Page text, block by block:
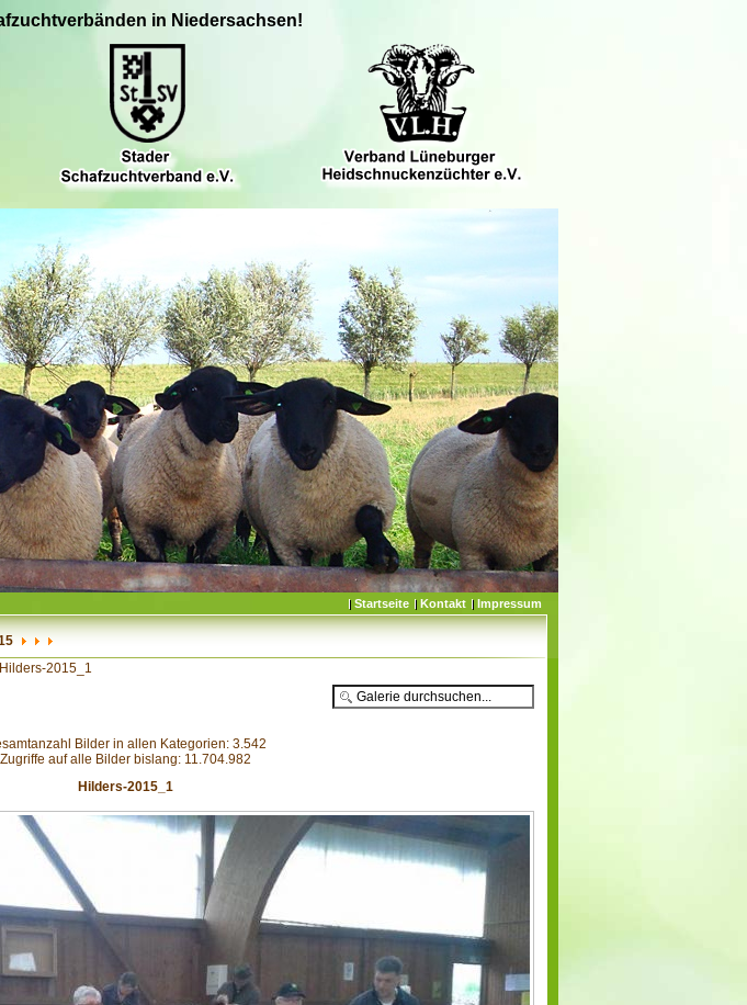
in Niedersachsen!
Impressum
Kontakt
Startseite
2015_1
Bilder in allen Kategorien: 3.542
Zugriffe auf alle Bilder bislang: 11.704.982
Hilders-2015_1